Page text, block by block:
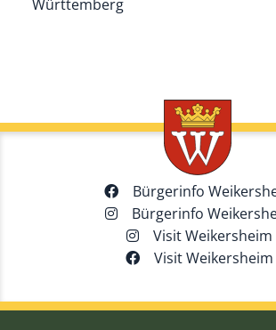
Württemberg
Bürgerinfo
Bürgerinfo
Visit Weikersheim
Visit Weikersheim